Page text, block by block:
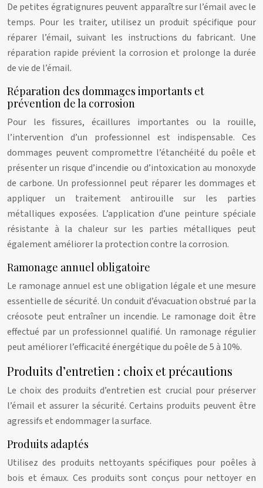
De petites égratignures peuvent apparaître sur l’émail avec le
temps. Pour les traiter, utilisez un produit spécifique pour
réparer l’émail, suivant les instructions du fabricant. Une
réparation rapide prévient la corrosion et prolonge la durée
de vie de l’émail.
Réparation des dommages importants et
prévention de la corrosion
Pour les fissures, écaillures importantes ou la rouille,
l’intervention d’un professionnel est indispensable. Ces
dommages peuvent compromettre l’étanchéité du poêle et
présenter un risque d’incendie ou d’intoxication au monoxyde
de carbone. Un professionnel peut réparer les dommages et
appliquer un traitement antirouille sur les parties
métalliques exposées. L’application d’une peinture spéciale
résistante à la chaleur sur les parties métalliques peut
également améliorer la protection contre la corrosion.
Ramonage annuel obligatoire
Le ramonage annuel est une obligation légale et une mesure
essentielle de sécurité. Un conduit d’évacuation obstrué par la
créosote peut entraîner un incendie. Le ramonage doit être
effectué par un professionnel qualifié. Un ramonage régulier
peut améliorer l’efficacité énergétique du poêle de 5 à 10%.
Produits d’entretien : choix et précautions
Le choix des produits d’entretien est crucial pour préserver
l’émail et assurer la sécurité. Certains produits peuvent être
agressifs et endommager la surface.
Produits adaptés
Utilisez des produits nettoyants spécifiques pour poêles à
bois et émaux. Ces produits sont conçus pour nettoyer en